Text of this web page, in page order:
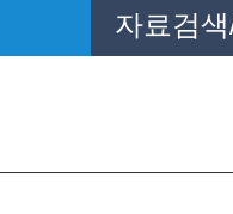
자료검